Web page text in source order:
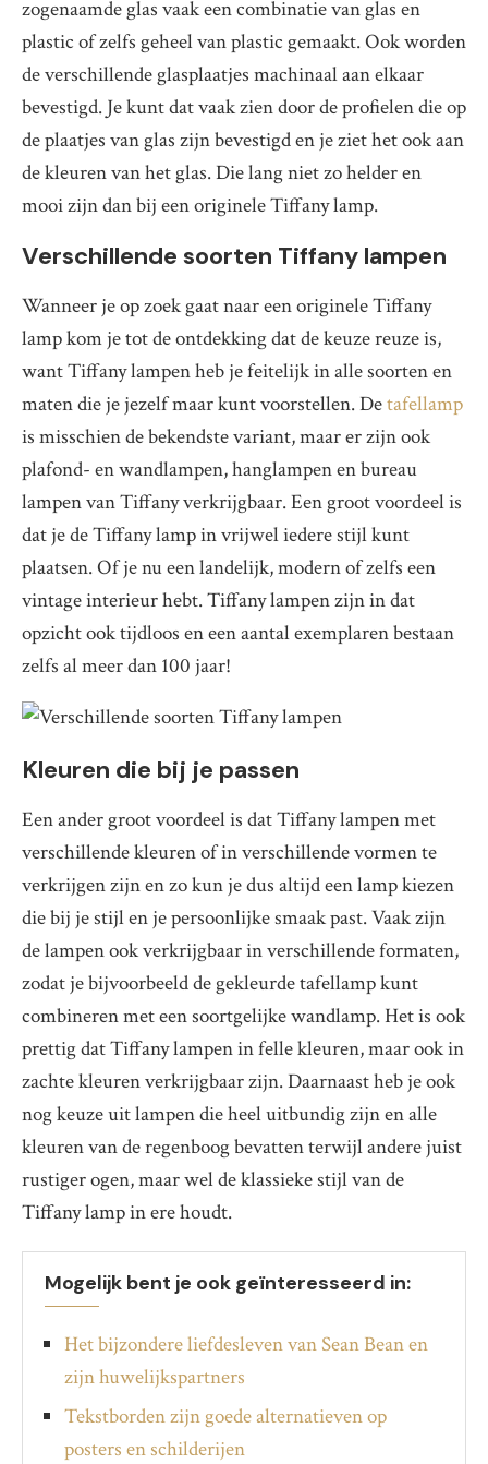
zogenaamde glas vaak een combinatie van glas en
plastic of zelfs geheel van plastic gemaakt. Ook worden
de verschillende glasplaatjes machinaal aan elkaar
bevestigd. Je kunt dat vaak zien door de profielen die op
de plaatjes van glas zijn bevestigd en je ziet het ook aan
de kleuren van het glas. Die lang niet zo helder en
mooi zijn dan bij een originele Tiffany lamp.
Verschillende soorten Tiffany lampen
Wanneer je op zoek gaat naar een originele Tiffany
lamp kom je tot de ontdekking dat de keuze reuze is,
want Tiffany lampen heb je feitelijk in alle soorten en
maten die je jezelf maar kunt voorstellen. Detafellamp
is misschien de bekendste variant, maar er zijn ook
plafond- en wandlampen, hanglampen en bureau
lampen van Tiffany verkrijgbaar. Een groot voordeel is
dat je de Tiffany lamp in vrijwel iedere stijl kunt
plaatsen. Of je nu een landelijk, modern of zelfs een
vintage interieur hebt. Tiffany lampen zijn in dat
opzicht ook tijdloos en een aantal exemplaren bestaan
zelfs al meer dan 100 jaar!
Kleuren die bij je passen
Een ander groot voordeel is dat Tiffany lampen met
verschillende kleuren of in verschillende vormen te
verkrijgen zijn en zo kun je dus altijd een lamp kiezen
die bij je stijl en je persoonlijke smaak past. Vaak zijn
de lampen ook verkrijgbaar in verschillende formaten,
zodat je bijvoorbeeld de gekleurde tafellamp kunt
combineren met een soortgelijke wandlamp. Het is ook
prettig dat Tiffany lampen in felle kleuren, maar ook in
zachte kleuren verkrijgbaar zijn. Daarnaast heb je ook
nog keuze uit lampen die heel uitbundig zijn en alle
kleuren van de regenboog bevatten terwijl andere juist
rustiger ogen, maar wel de klassieke stijl van de
Tiffany lamp in ere houdt.
Mogelijk bent je ook geïnteresseerd in:
Het bijzondere liefdesleven van Sean Bean en
zijn huwelijkspartners
Tekstborden zijn goede alternatieven op
posters en schilderijen